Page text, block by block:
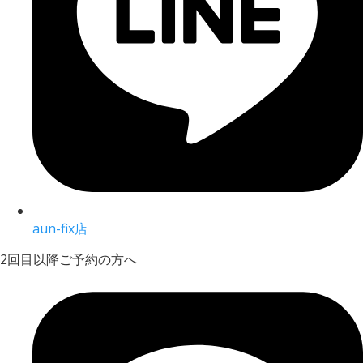
aun-fix店
2回目以降ご予約の方へ